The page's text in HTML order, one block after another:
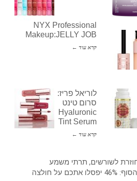
NYX Professional
Makeup:JELLY JOB
קרא עוד ←
לוריאל פריז:
סרום טינט
Hyaluronic
Tint Serum
קרא עוד ←
לשורשים, תרתי משמע
מריחים את הסוף: 46% יפסלו אתכם על חולצה